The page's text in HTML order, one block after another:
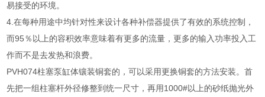
易接受的环境。
4.在每种用途中均针对性来设计各种补偿器提供了有效的系统控制，
而95％以上的容积效率意味着有更多的流量，更多的输入功率投入工
作而不是去发热和浪费。
PVH074柱塞泵缸体镶装铜套的，可以采用更换铜套的方法安装。首
先把一组柱塞杆外径修整到统一尺寸，再用1000#以上的砂纸抛光外